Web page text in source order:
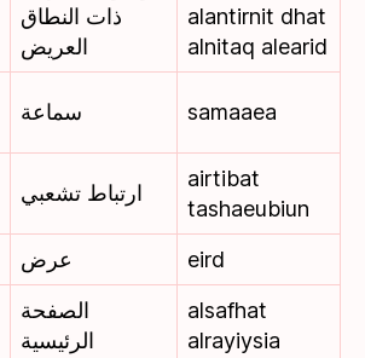
ذات النطاق
العريض
alantirnit dhat
alnitaq alearid
سماعة samaaea
ارتباط تشعبي
airtibat
tashaeubiun
عرض
eird
الصفحة
الرئيسية
alsafhat
alrayiysia